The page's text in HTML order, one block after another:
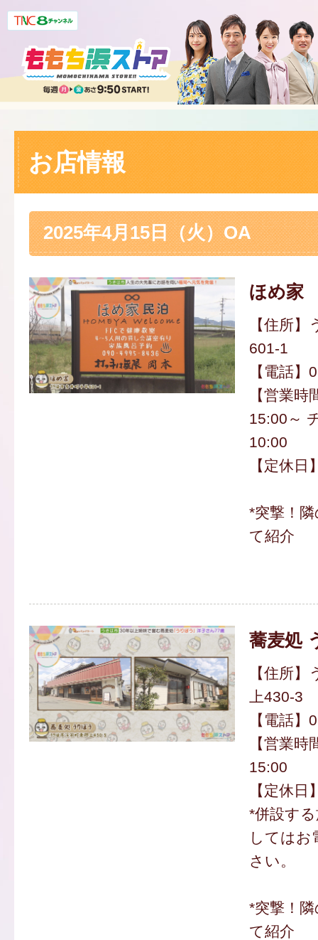
お店情報
2025年4月15日（火）OA
ほめ家
【住所
601-1
【電話
【営業
15:00～
10:00
【定休日
*突撃！
て紹介
蕎麦処
【住所
上430-3
【電話
【営業
15:00
【定休日
*併設す
してはお
さい。
*突撃！
て紹介